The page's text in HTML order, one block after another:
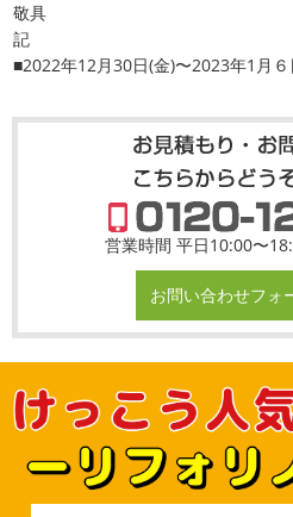
敬具
記
■2022年12月30日(金)〜2023年1月６
営業時間 平日10:00〜
お問い合わせフォ